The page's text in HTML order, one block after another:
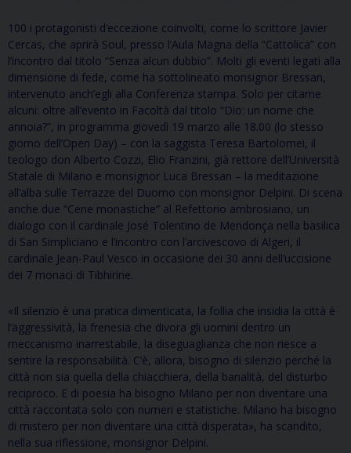
100 i protagonisti d’eccezione coinvolti, come lo scrittore Javier
Cercas, che aprirà Soul, presso l’Aula Magna della “Cattolica” con
l’incontro dal titolo “Senza alcun dubbio”. Molti gli eventi legati alla
dimensione di fede, come ha sottolineato monsignor Bressan,
intervenuto anch’egli alla Conferenza stampa. Solo per citarne
alcuni: oltre all’evento in Facoltà dal titolo “Dio: un nome che
annoia?”, in programma giovedì 19 marzo alle 18.00 (lo stesso
giorno dell’Open Day) – con la saggista Teresa Bartolomei, il
teologo don Alberto Cozzi, Elio Franzini, già rettore dell’Università
Statale di Milano e monsignor Luca Bressan – la meditazione
all’alba sulle Terrazze del Duomo con monsignor Delpini. Di scena
anche due “Cene monastiche” al Refettorio ambrosiano, un
dialogo con il cardinale José Tolentino de Mendonça nella basilica
di San Simpliciano e l’incontro con l’arcivescovo di Algeri, il
cardinale Jean-Paul Vesco in occasione dei 30 anni dell’uccisione
dei 7 monaci di Tibhirine.
«Il silenzio è una pratica dimenticata, la follia che insidia la città è
l’aggressività, la frenesia che divora gli uomini dentro un
meccanismo inarrestabile, la diseguaglianza che non riesce a
sentire la responsabilità. C’è, allora, bisogno di silenzio perché la
città non sia quella della chiacchiera, della banalità, del disturbo
reciproco. E di poesia ha bisogno Milano per non diventare una
città raccontata solo con numeri e statistiche. Milano ha bisogno
di mistero per non diventare una città disperata», ha scandito,
nella sua riflessione, monsignor Delpini.